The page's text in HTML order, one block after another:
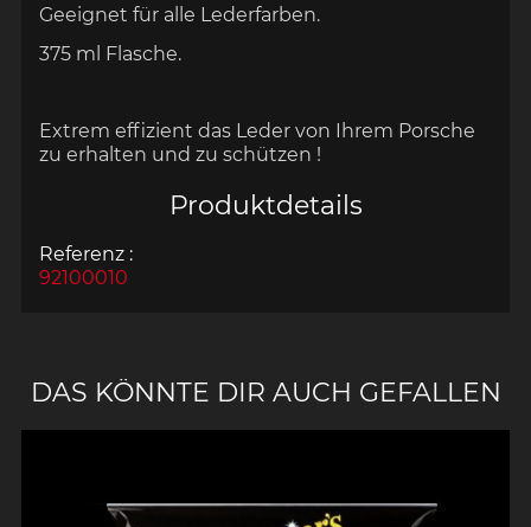
DAS KÖNNTE DIR AUCH GEFALLEN
Geeignet für alle Lederfarben.
375 ml Flasche.
Extrem effizient das Leder von Ihrem Porsche
zu erhalten und zu schützen !
Produktdetails
Referenz :
92100010